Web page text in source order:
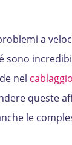
a
sono
nel
queste
le